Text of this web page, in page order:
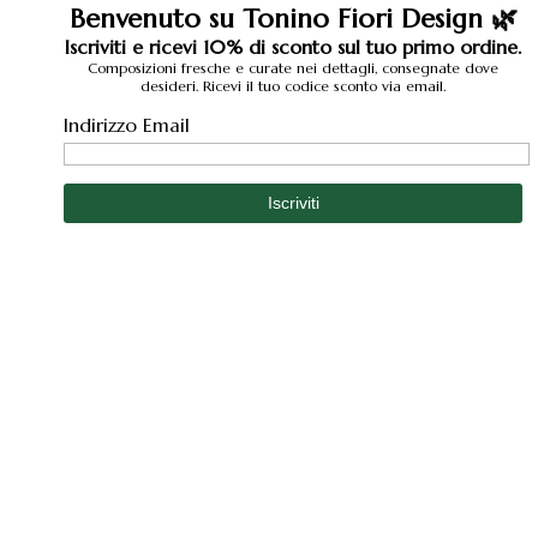
Benvenuto su Tonino Fiori Design 🌿
Iscriviti e ricevi 10% di sconto sul tuo primo ordine.
Composizioni fresche e curate nei dettagli, consegnate dove
desideri. Ricevi il tuo codice sconto via email.
Indirizzo Email